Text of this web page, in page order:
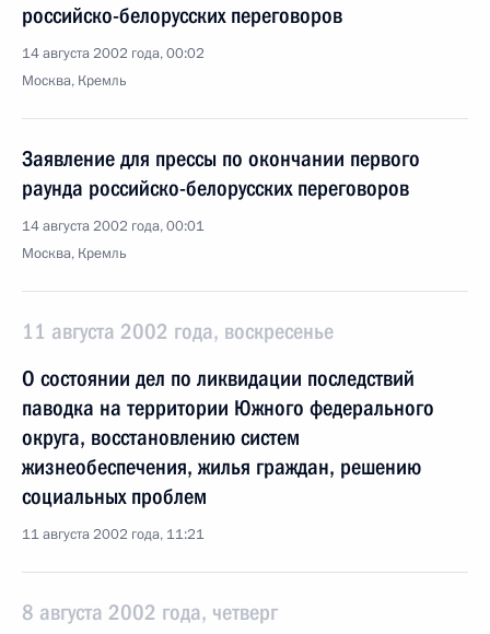
российско-белорусских переговоров
14 августа 2002 года, 00:02
Москва, Кремль
Заявление для прессы по окончании первого
раунда российско-белорусских переговоров
14 августа 2002 года, 00:01
Москва, Кремль
11 августа 2002 года, воскресенье
О состоянии дел по ликвидации последствий
паводка на территории Южного федерального
округа, восстановлению систем
жизнеобеспечения, жилья граждан, решению
социальных проблем
11 августа 2002 года, 11:21
8 августа 2002 года, четверг